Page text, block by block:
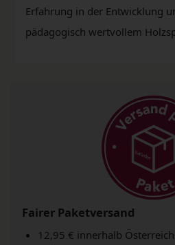
Erfahrung in der Entwicklung
pädagogisch wertvollem
Fairer Paketversand
12,95 € innerhalb